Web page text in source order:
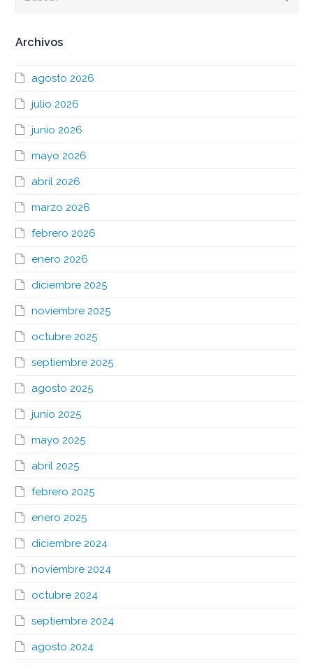
Archivos
agosto 2026
julio 2026
junio 2026
mayo 2026
abril 2026
marzo 2026
febrero 2026
enero 2026
diciembre 2025
noviembre 2025
octubre 2025
septiembre 2025
agosto 2025
junio 2025
mayo 2025
abril 2025
febrero 2025
enero 2025
diciembre 2024
noviembre 2024
octubre 2024
septiembre 2024
agosto 2024